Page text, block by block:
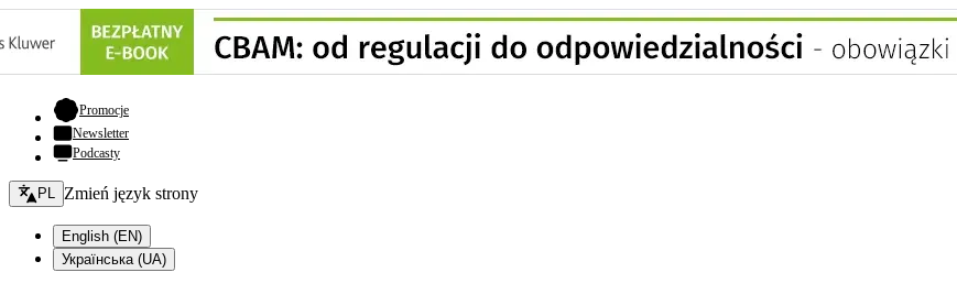
Promocje- otwiera się w nowej karcie
Newsletter
Podcasty
Zmień język - bieżący:
PL Zmień język strony
English (EN)
Українська (UA)